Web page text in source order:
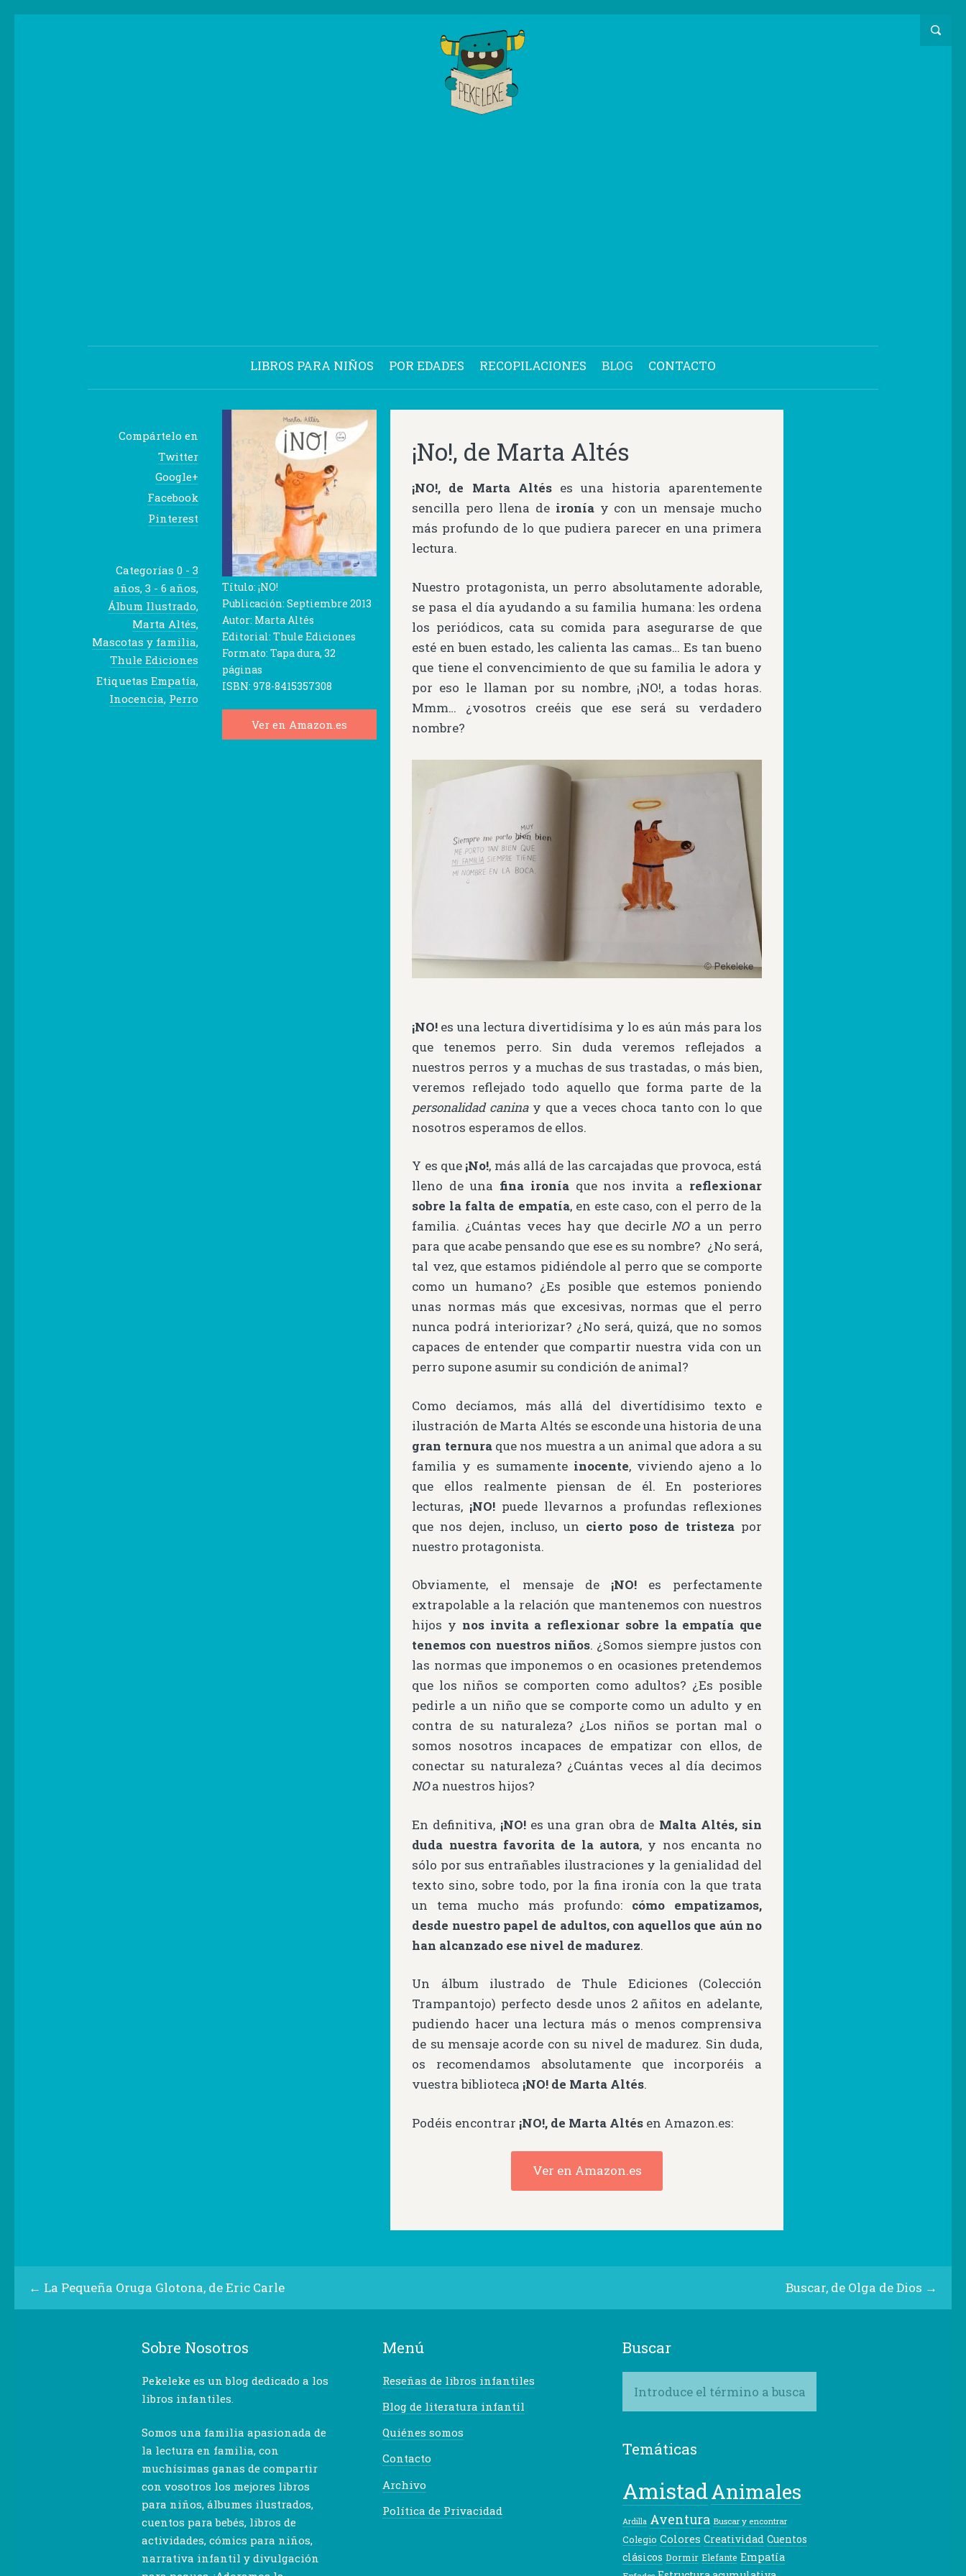
LIBROS PARA NIÑOS POR EDADES RECOPILACIONES BLOG CONTACTO
Compártelo en
Twitter
Google+
Facebook
Pinterest
Título: ¡NO!
Publicación: Septiembre 2013
Autor: Marta Altés
Editorial: Thule Ediciones
Formato: Tapa dura, 32
páginas
ISBN: 978-8415357308
Ver en Amazon.es
¡No!, de Marta Altés
¡NO!, de Marta Altéses una historia aparentemente
sencilla pero llena de ironíay con un mensaje mucho
más profundo de lo que pudiera parecer en una primera
lectura.
Nuestro protagonista, un perro absolutamente adorable,
se pasa el día ayudando a su familia humana: les ordena
los periódicos, cata su comida para asegurarse de que
esté en buen estado, les calienta las camas… Es tan bueno
que tiene el convencimiento de que su familia le adora y
por eso le llaman por su nombre, ¡NO!, a todas horas.
Mmm… ¿vosotros creéis que ese será su verdadero
nombre?
¡NO! es una lectura divertidísima y lo es aún más para los
que tenemos perro. Sin duda veremos reflejados a
nuestros perros y a muchas de sus trastadas, o más bien,
veremos reflejado todo aquello que forma parte de la
personalidad caninay que a veces choca tanto con lo que
nosotros esperamos de ellos.
Y es que ¡No!, más allá de las carcajadas que provoca, está
lleno de una fina ironíaque nos invita a reflexionar
sobre la falta de empatía, en este caso, con el perro de la
familia. ¿Cuántas veces hay que decirleNOa un perro
para que acabe pensando que ese es su nombre? ¿No será,
tal vez, que estamos pidiéndole al perro que se comporte
como un humano? ¿Es posible que estemos poniendo
unas normas más que excesivas, normas que el perro
nunca podrá interiorizar? ¿No será, quizá, que no somos
capaces de entender que compartir nuestra vida con un
perro supone asumir su condición de animal?
Como decíamos, más allá del divertídisimo texto e
ilustración de Marta Altés se esconde una historia de una
gran ternuraque nos muestra a un animal que adora a su
familia y es sumamente inocente, viviendo ajeno a lo
que ellos realmente piensan de él. En posteriores
lecturas, ¡NO! puede llevarnos a profundas reflexiones
que nos dejen, incluso, un cierto poso de tristeza por
nuestro protagonista.
Obviamente, el mensaje de ¡NO!es perfectamente
extrapolable a la relación que mantenemos con nuestros
hijos y nos invita a reflexionar sobre la empatía que
tenemos con nuestros niños. ¿Somos siempre justos con
las normas que imponemos o en ocasiones pretendemos
que los niños se comporten como adultos? ¿Es posible
pedirle a un niño que se comporte como un adulto y en
contra de su naturaleza? ¿Los niños se portan mal o
somos nosotros incapaces de empatizar con ellos, de
conectar su naturaleza? ¿Cuántas veces al día decimos
NOa nuestros hijos?
En definitiva, ¡NO!es una gran obra de Malta Altés, sin
duda nuestra favorita de la autora, y nos encanta no
sólo por sus entrañables ilustraciones y la genialidad del
texto sino, sobre todo, por la fina ironía con la que trata
un tema mucho más profundo: cómo empatizamos,
desde nuestro papel de adultos, con aquellos que aún no
han alcanzado ese nivel de madurez.
Un álbum ilustrado de Thule Ediciones (Colección
Trampantojo) perfecto desde unos 2 añitos en adelante,
pudiendo hacer una lectura más o menos comprensiva
de su mensaje acorde con su nivel de madurez. Sin duda,
os recomendamos absolutamente que incorporéis a
vuestra biblioteca ¡NO! de Marta Altés.
Podéis encontrar ¡NO!, de Marta Altés en Amazon.es:
Ver en Amazon.es
Categorías 0 - 3
años, 3 - 6 años,
Álbum Ilustrado,
Marta Altés,
Mascotas y familia,
Thule Ediciones
Etiquetas Empatía,
Inocencia, Perro
Buscar, de Olga de Dios →
← La Pequeña Oruga Glotona, de Eric Carle
Sobre Nosotros
Pekeleke es un blog dedicado a los
libros infantiles.
Somos una familia apasionada de
la lectura en familia, con
muchísimas ganas de compartir
con vosotros los mejores libros
para niños, álbumes ilustrados,
cuentos para bebés, libros de
actividades, cómics para niños,
narrativa infantil y divulgación
Menú
Reseñas de libros infantiles
Blog de literatura infantil
Quiénes somos
Contacto
Archivo
Política de Privacidad
Buscar
Temáticas
AmistadAnimales
Ardilla Aventura Buscar y encontrar
Colegio Colores Creatividad Cuentos
clásicos Dormir Elefante Empatía